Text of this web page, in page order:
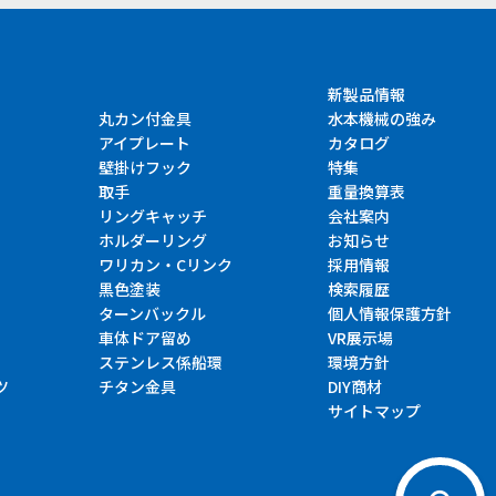
丸カン付金具
アイプレート
壁掛けフック
取手
リングキャッチ
ホルダーリング
ワリカン・Cリンク
黒色塗装
ターンバックル
車体ドア留め
ステンレス係船環
チタン金具
新製品情報
水本機械の強み
カタログ
特集
重量換算表
会社案内
お知らせ
採用情報
検索履歴
個人情報保護方針
VR展示場
環境方針
DIY商材
サイトマップ